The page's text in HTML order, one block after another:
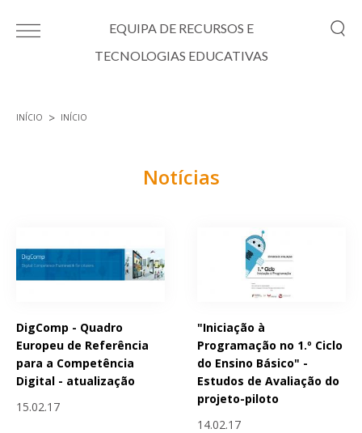
EQUIPA DE RECURSOS E
TECNOLOGIAS EDUCATIVAS
INÍCIO INÍCIO
Notícias
DigComp - Quadro
Europeu de Referência
para a Competência
Digital - atualização
15.02.17
"Iniciação à
Programação no 1.º Ciclo
do Ensino Básico" -
Estudos de Avaliação do
projeto-piloto
14.02.17
Páginas